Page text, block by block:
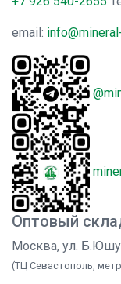
email:
Оптовый
Москва, ул.
(ТЦ Севастополь,